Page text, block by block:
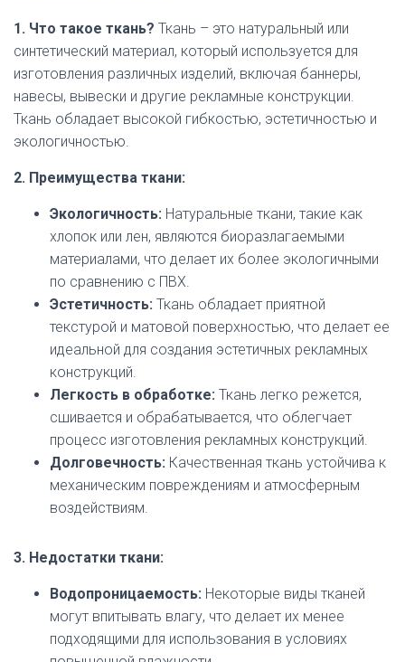
1. Что такое ткань? Ткань – это натуральный или
синтетический материал, который используется для
изготовления различных изделий, включая баннеры,
навесы, вывески и другие рекламные конструкции.
Ткань обладает высокой гибкостью, эстетичностью и
экологичностью.
2. Преимущества ткани:
Экологичность: Натуральные ткани, такие как
хлопок или лен, являются биоразлагаемыми
материалами, что делает их более экологичными
по сравнению с ПВХ.
Эстетичность: Ткань обладает приятной
текстурой и матовой поверхностью, что делает ее
идеальной для создания эстетичных рекламных
конструкций.
Легкость в обработке: Ткань легко режется,
сшивается и обрабатывается, что облегчает
процесс изготовления рекламных конструкций.
Долговечность: Качественная ткань устойчива к
механическим повреждениям и атмосферным
воздействиям.
3. Недостатки ткани:
Водопроницаемость: Некоторые виды тканей
могут впитывать влагу, что делает их менее
подходящими для использования в условиях